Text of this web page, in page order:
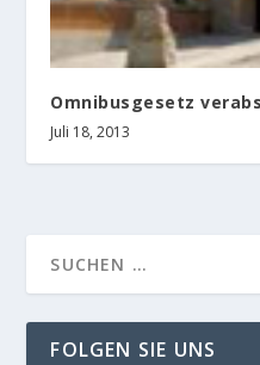
Omnibusgesetz
Juli 18, 2013
FOLGEN SIE UNS